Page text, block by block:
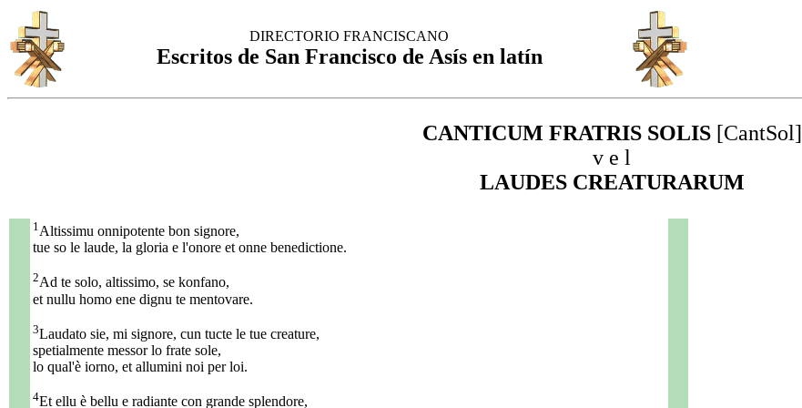
DIRECTORIO FRANCISCANO
Escritos de San Francisco de Asís en latín
CANTICUM FRATRIS SOLIS[CantSol]
v e l
LAUDES CREATURARUM
1Altissimu onnipotente bon signore,
tue so le laude, la gloria e l'onore et onne benedictione.
2Ad te solo, altissimo, se konfano,
et nullu homo ene dignu te mentovare.
3Laudato sie, mi signore, cun tucte le tue creature,
spetialmente messor lo frate sole,
lo qual'è iorno, et allumini noi per loi.
4Et ellu è bellu e radiante con grande splendore,